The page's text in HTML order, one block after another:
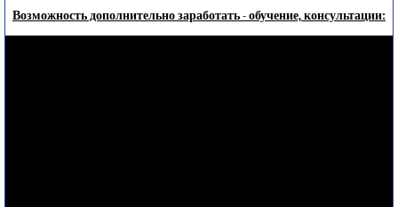
Возможность дополнительно заработать - обучение, консультации: